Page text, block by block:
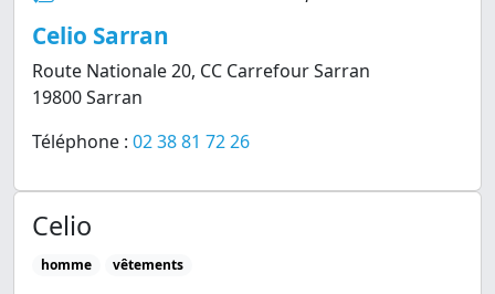
Celio Sarran
Route Nationale 20, CC Carrefour Sarran
19800 Sarran
Téléphone : 02 38 81 72 26
Celio
homme vêtements